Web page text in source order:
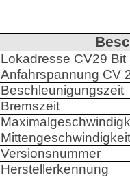
Lokadresse CV29
Anfahrspannung CV
Beschleunigungszeit
Bremszeit
Versionsnummer
Herstellerkennung